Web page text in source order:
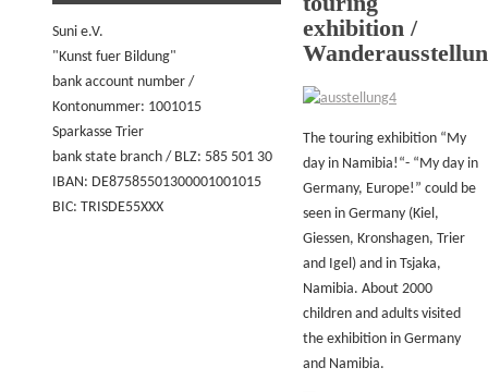
exhibition /
The touring exhibition “My
day in Namibia!“- “My day in
Germany, Europe!” could be
seen in Germany (Kiel,
Giessen, Kronshagen, Trier
and Igel) and in Tsjaka,
Namibia. About 2000
children and adults visited
the exhibition in Germany
and Namibia.
Suni e.V.
"Kunst fuer Bildung"
bank account number /
Kontonummer: 1001015
Sparkasse Trier
bank state branch / BLZ: 585 501 30
IBAN: DE87585501300001001015
BIC: TRISDE55XXX